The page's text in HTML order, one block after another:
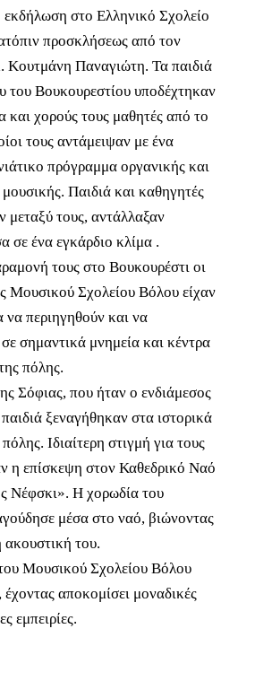
εκδήλωση στο Ελληνικό Σχολείο
προσκλήσεως από τον
Κουτμάνη Παναγιώτη. Τα παιδιά
του Βουκουρεστίου υποδέχτηκαν
και χορούς τους μαθητές από το
τους αντάμειψαν με ένα
πρόγραμμα οργανικής και
Παιδιά και καθηγητές
μεταξύ τους, αντάλλαξαν
σε ένα εγκάρδιο κλίμα .
τους στο Βουκουρέστι οι
Μουσικού Σχολείου Βόλου είχαν
να περιηγηθούν και να
σημαντικά μνημεία και κέντρα
πόλης.
Σόφιας, που ήταν ο ενδιάμεσος
ξεναγήθηκαν στα ιστορικά
Ιδιαίτερη στιγμή για τους
η επίσκεψη στον Καθεδρικό Ναό
Νέφσκι». Η χορωδία του
μέσα στο ναό, βιώνοντας
ακουστική του.
Μουσικού Σχολείου Βόλου
αποκομίσει μοναδικές
εμπειρίες.